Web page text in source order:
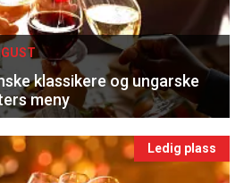
klassikere og ungarske
meny
Ledig plass